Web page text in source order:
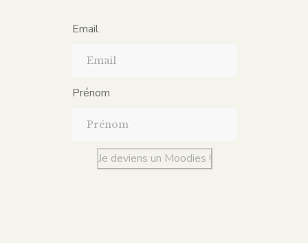
Email
Prénom
Je deviens un Moodies !